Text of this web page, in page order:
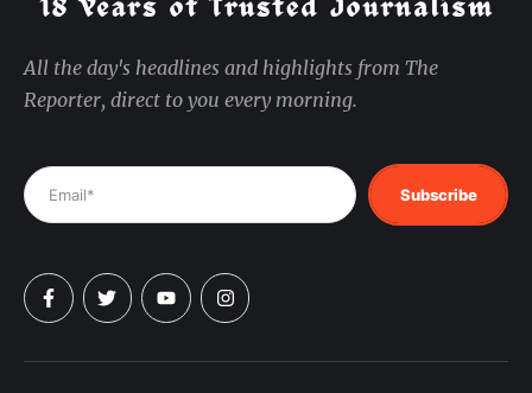
All the day's headlines and highlights from The
Reporter, direct to you every morning.
Subscribe